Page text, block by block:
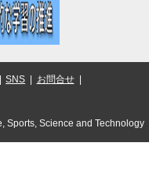
SNS
お問合せ
Sports, Science and Technology